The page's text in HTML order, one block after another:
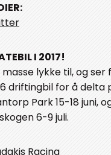
I 2017!
lykke til, og
driftingbil for å delta
Park 15-18 juni,
6-9 juli.
Racing